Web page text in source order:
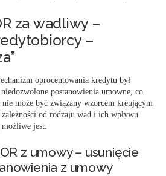
za wadliwy –
–
oprocentowania kredytu był
postanowienia umowne, co
może być związany wzorcem kreującym
od rodzaju wad i ich wpływu
jest:
z umowy – usunięcie
z umowy